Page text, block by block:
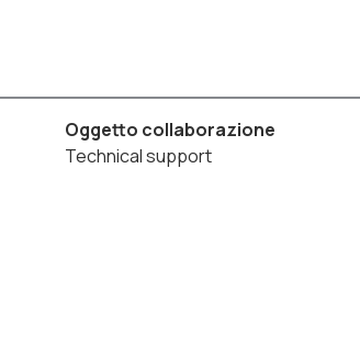
Oggetto collaborazione
Technical support